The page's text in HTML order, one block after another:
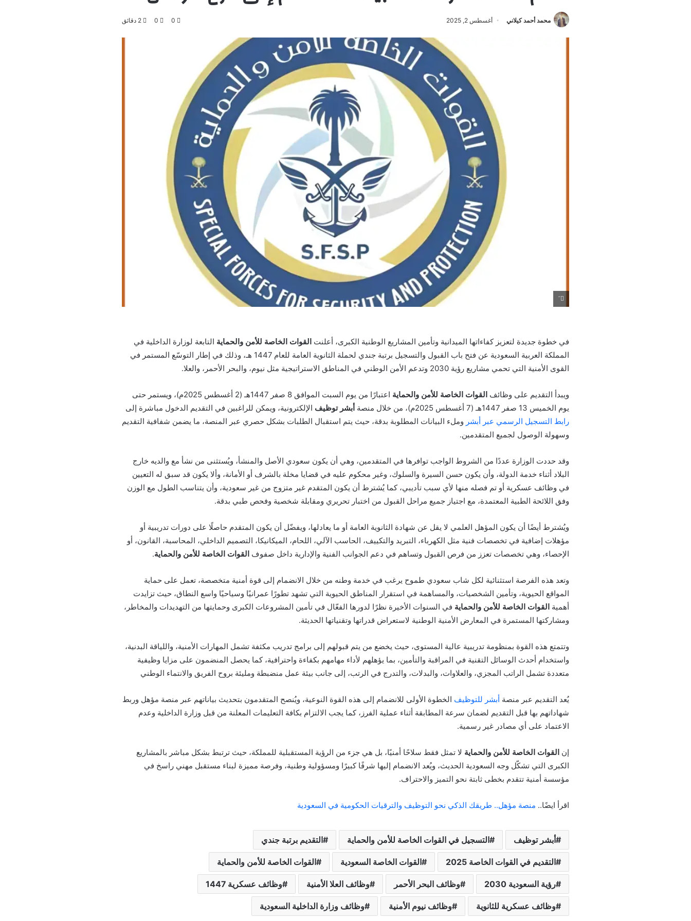
محمد أحمد كيلاني أغسطس 2, 2025 0
0
َ
في خطوة جديدة لتعزيز كفاءاتها الميدانية وتأمين المشاريع الوطنية الكبرى، أعلنت القوات الخاصة للأمن والحماية التابعة لوزارة الداخلية في
المملكة العربية السعودية عن فتح باب القبول والتسجيل برتبة جندي لحملة الثانوية العامة للعام 1447 هـ، وذلك في إطار التوسّع المستمر في
القوى الأمنية التي تحمي مشاريع رؤية 2030 وتدعم الأمن الوطني في المناطق الاستراتيجية مثل نيوم، والبحر الأحمر، والعلا.
ويبدأ التقديم على وظائف القوات الخاصة للأمن والحماية
اعتبارًا من يوم السبت الموافق 8 صفر 1447هـ (2 أغسطس 2025م)، ويستمر حتى
يوم الخميس 13 صفر 1447هـ (7 أغسطس 2025م)، من خلال منصة
أبشر توظيف الإلكترونية، ويمكن للراغبين في التقديم الدخول مباشرة إلى
رابط التسجيل الرسمي عبر أبشر وملء البيانات المطلوبة بدقة، حيث يتم استقبال الطلبات بشكل حصري عبر المنصة، ما يضمن شفافية التقديم
وسهولة الوصول لجميع المتقدمين.
وقد حددت الوزارة عددًا من الشروط الواجب توافرها في المتقدمين، وهي أن يكون سعودي الأصل والمنشأ، ويُستثنى من نشأ مع والديه خارج
البلاد أثناء خدمة الدولة، وأن يكون حسن السيرة والسلوك، وغير محكوم عليه في قضايا مخلة بالشرف أو الأمانة، وألا يكون قد سبق له التعيين
في وظائف عسكرية أو تم فصله منها لأي سبب تأديبي، كما يُشترط أن يكون المتقدم غير متزوج من غير سعودية، وأن يتناسب الطول مع الوزن
وفق اللائحة الطبية المعتمدة، مع اجتياز جميع مراحل القبول من اختبار تحريري ومقابلة شخصية وفحص طبي بدقة.
ويُشترط أيضًا أن يكون المؤهل العلمي لا يقل عن شهادة الثانوية العامة أو ما يعادلها، ويفضّل أن يكون المتقدم حاصلًا على دورات تدريبية أو
مؤهلات إضافية في تخصصات فنية مثل الكهرباء، التبريد والتكييف، الحاسب الآلي، اللحام، الميكانيكا، التصميم الداخلي، المحاسبة، القانون، أو
الإحصاء، وهي تخصصات تعزز من فرص القبول وتساهم في دعم الجوانب الفنية والإدارية داخل صفوف القوات الخاصة للأمن والحماية.
وتعد هذه الفرصة استثنائية لكل شاب سعودي طموح يرغب في خدمة وطنه من خلال الانضمام إلى قوة أمنية متخصصة، تعمل على حماية
المواقع الحيوية، وتأمين الشخصيات، والمساهمة في استقرار المناطق الحيوية التي تشهد تطورًا عمرانيًا وسياحيًا واسع النطاق، حيث تزايدت
أهمية القوات الخاصة للأمن والحماية في السنوات الأخيرة نظرًا لدورها الفعّال في تأمين المشروعات الكبرى وحمايتها من التهديدات والمخاطر،
ومشاركتها المستمرة في المعارض الأمنية الوطنية لاستعراض قدراتها وتقنياتها الحديثة.
وتتمتع هذه القوة بمنظومة تدريبية عالية المستوى، حيث يخضع من يتم قبولهم إلى برامج تدريب مكثفة تشمل المهارات الأمنية، واللياقة البدنية،
واستخدام أحدث الوسائل التقنية في المراقبة والتأمين، بما يؤهلهم لأداء مهامهم بكفاءة واحترافية، كما يحصل المنضمون على مزايا وظيفية
متعددة تشمل الراتب المجزي، والعلاوات، والبدلات، والتدرج في الرتب، إلى جانب بيئة عمل منضبطة ومليئة بروح الفريق والانتماء الوطني
يُعد التقديم عبر منصة أبشر للتوظيف الخطوة الأولى للانضمام إلى هذه القوة النوعية، ويُنصح المتقدمون بتحديث بياناتهم عبر منصة مؤهل وربط
شهاداتهم بها قبل التقديم لضمان سرعة المطابقة أثناء عملية الفرز، كما يجب الالتزام بكافة التعليمات المعلنة من قبل وزارة الداخلية وعدم
الاعتماد على أي مصادر غير رسمية.
إن القوات الخاصة للأمن والحماية لا تمثل فقط سلاحًا أمنيًا، بل هي جزء من الرؤية المستقبلية للمملكة، حيث ترتبط بشكل مباشر بالمشاريع
الكبرى التي تشكّل وجه السعودية الحديث، ويُعد الانضمام إليها شرفًا كبيرًا ومسؤولية وطنية، وفرصة مميزة لبناء مستقبل مهني راسخ في
مؤسسة أمنية تتقدم بخطى ثابتة نحو التميز والاحتراف.
اقرأ ايضًا.. منصة مؤهل.. طريقك الذكي نحو التوظيف والترقيات الحكومية في السعودية
أبشر توظيف التسجيل في القوات الخاصة للأمن والحماية التقديم برتبة جندي
التقديم في القوات الخاصة 2025 القوات الخاصة السعودية القوات الخاصة للأمن والحماية
رؤية السعودية 2030 وظائف البحر الأحمر وظائف العلا الأمنية وظائف عسكرية 1447
وظائف عسكرية للثانوية وظائف نيوم الأمنية وظائف وزارة الداخلية السعودية